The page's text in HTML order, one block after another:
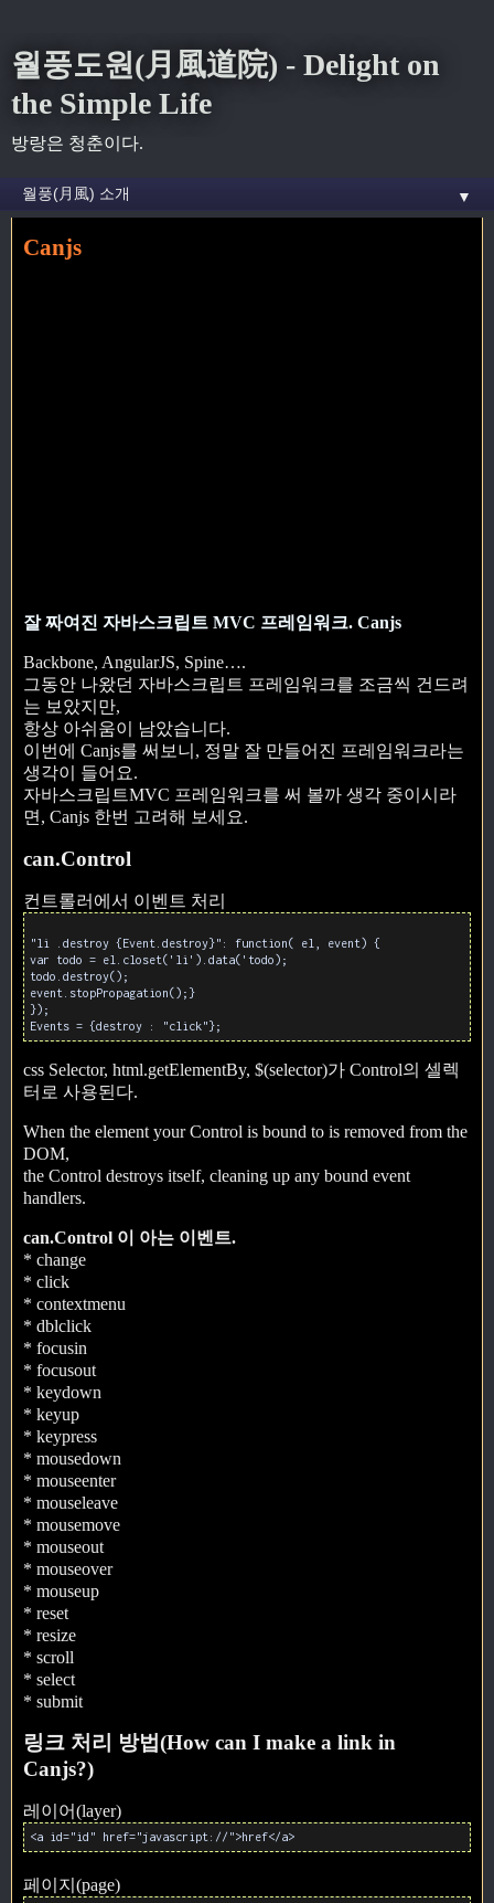
월풍도원(月風道院) - Delight on
the Simple Life
방랑은 청춘이다.
▼
홈»web»Canjs
Canjs
잘 짜여진 자바스크립트 MVC 프레임워크. Canjs
Backbone, AngularJS, Spine….
그동안 나왔던 자바스크립트 프레임워크를 조금씩 건드려
는 보았지만,
항상 아쉬움이 남았습니다.
이번에 Canjs를 써보니, 정말 잘 만들어진 프레임워크라는
생각이 들어요.
자바스크립트MVC 프레임워크를 써 볼까 생각 중이시라
면, Canjs 한번 고려해 보세요.
can.Control
컨트롤러에서 이벤트 처리
"li .destroy {Event.destroy}": function( el, event) {
var todo = el.closet('li').data('todo);
todo.destroy();
event.stopPropagation();}
});
Events = {destroy : "click"};
css Selector, html.getElementBy, $(selector)가 Control의 셀렉
터로 사용된다.
When the element your Control is bound to is removed from the
DOM,
the Control destroys itself, cleaning up any bound event
handlers.
can.Control 이 아는 이벤트.
* change
* click
* contextmenu
* dblclick
* focusin
* focusout
* keydown
* keyup
* keypress
* mousedown
* mouseenter
* mouseleave
* mousemove
* mouseout
* mouseover
* mouseup
* reset
* resize
* scroll
* select
* submit
링크 처리 방법(How can I make a link in
Canjs?)
레이어(layer)
<a id="id" href="javascript://">href</a>
페이지(page)